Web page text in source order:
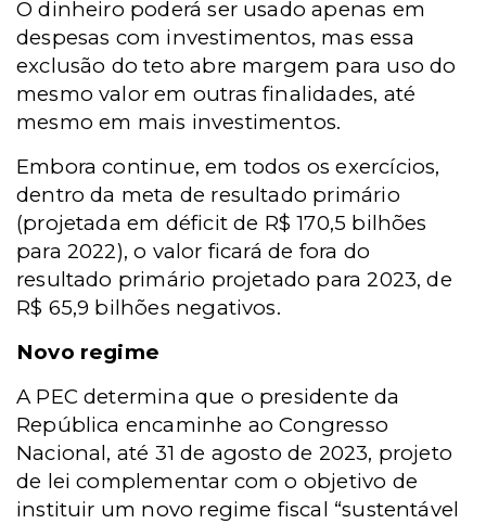
O dinheiro poderá ser usado apenas em
despesas com investimentos, mas essa
exclusão do teto abre margem para uso do
mesmo valor em outras finalidades, até
mesmo em mais investimentos.
Embora continue, em todos os exercícios,
dentro da meta de resultado primário
(projetada em déficit de R$ 170,5 bilhões
para 2022), o valor ficará de fora do
resultado primário projetado para 2023, de
R$ 65,9 bilhões negativos.
Novo regime
A PEC determina que o presidente da
República encaminhe ao Congresso
Nacional, até 31 de agosto de 2023, projeto
de lei complementar com o objetivo de
instituir um novo regime fiscal “sustentável